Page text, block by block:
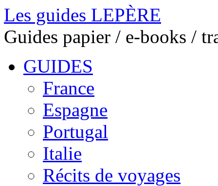
Les guides LEPÈRE
Guides papier / e-books /
GUIDES
France
Espagne
Portugal
Italie
Récits de voyages